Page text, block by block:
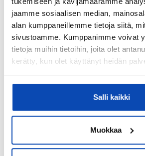
jaamme sosiaalisen median,
alan kumppaneillemme tietoja siitä,
sivustoamme. Kumppanimme voivat
tietoja muihin tietoihin, joita olet
kerätty, kun olet käyttänyt heidän
Salli kaikki
Muokkaa
B2018
Tontti ja kaavoitus
Tontin pinta-ala: